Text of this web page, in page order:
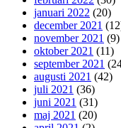
januari 2022 (20)
december 2021
november 2021 (9)
oktober 2021 (11)
september 2021
augusti 2021 (42)
juli 2021 (36)
juni 2021 (31)
maj 2021 (20)